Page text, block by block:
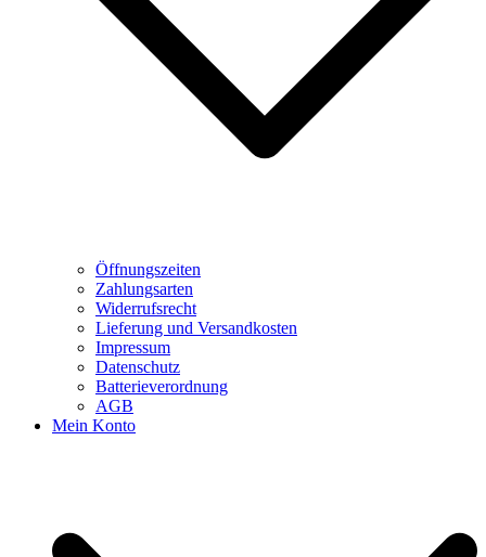
Öffnungszeiten
Zahlungsarten
Widerrufsrecht
Lieferung und Versandkosten
Impressum
Datenschutz
Batterieverordnung
AGB
Mein Konto